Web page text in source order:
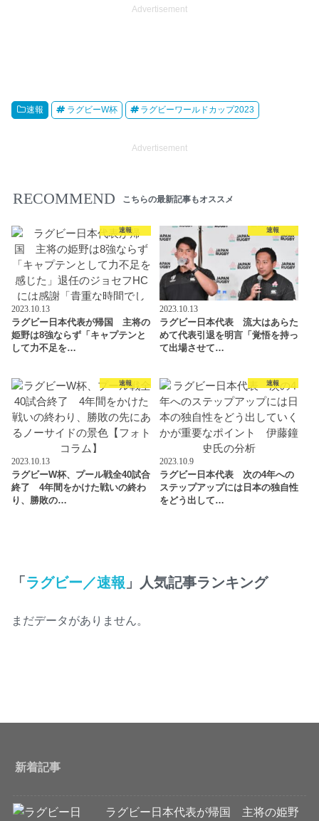
Advertisement
速報 ラグビーW杯 ラグビーワールドカップ2023
Advertisement
RECOMMEND こちらの最新記事もオススメ
速報
2023.10.13
ラグビー日本代表が帰国 主将の
姫野は8強ならず「キャプテンと
して力不足を…
速報
2023.10.13
ラグビー日本代表 流大はあらた
めて代表引退を明言「覚悟を持っ
て出場させて…
速報
2023.10.13
ラグビーW杯、プール戦全40試合
終了 4年間をかけた戦いの終わ
り、勝敗の…
速報
2023.10.9
ラグビー日本代表 次の4年への
ステップアップには日本の独自性
をどう出して…
「 ラグビー／速報 」人気記事ランキング
まだデータがありません。
新着記事
ラグビー日本代表が帰国 主将の姫野